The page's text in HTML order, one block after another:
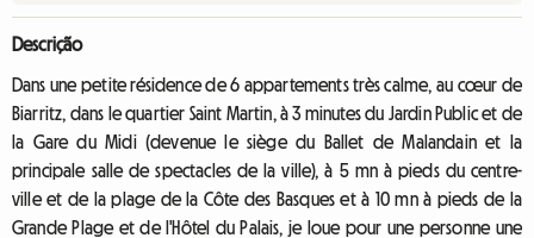
Descrição
Dans une petite résidence de 6 appartements très calme, au cœur de
Biarritz, dans le quartier Saint Martin, à 3 minutes du Jardin Public et de
la Gare du Midi (devenue le siège du Ballet de Malandain et la
principale salle de spectacles de la ville), à 5 mn à pieds du centre-
ville et de la plage de la Côte des Basques et à 10 mn à pieds de la
Grande Plage et de l'Hôtel du Palais, je loue pour une personne une